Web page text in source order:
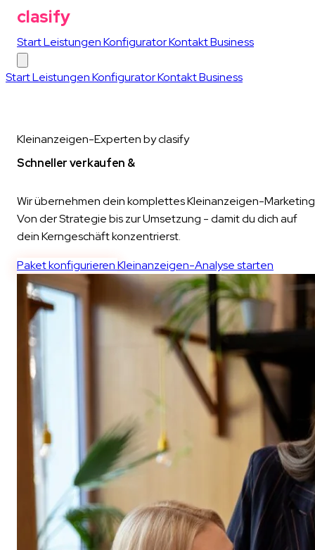
clasify
StartLeistungenKonfiguratorKontaktBusiness
StartLeistungenKonfiguratorKontaktBusiness
Kleinanzeigen-Experten by clasify
Schneller verkaufen &
Wir übernehmen dein komplettes Kleinanzeigen-
Von der Strategie bis zur Umsetzung - damit du dich auf
dein Kerngeschäft konzentrierst.
Paket konfigurierenKleinanzeigen-Analyse starten